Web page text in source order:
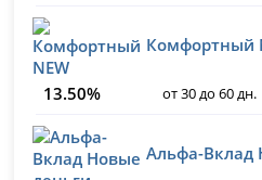
Комфортный
13.50% от 30 до 60 дн.
Альфа-Вклад